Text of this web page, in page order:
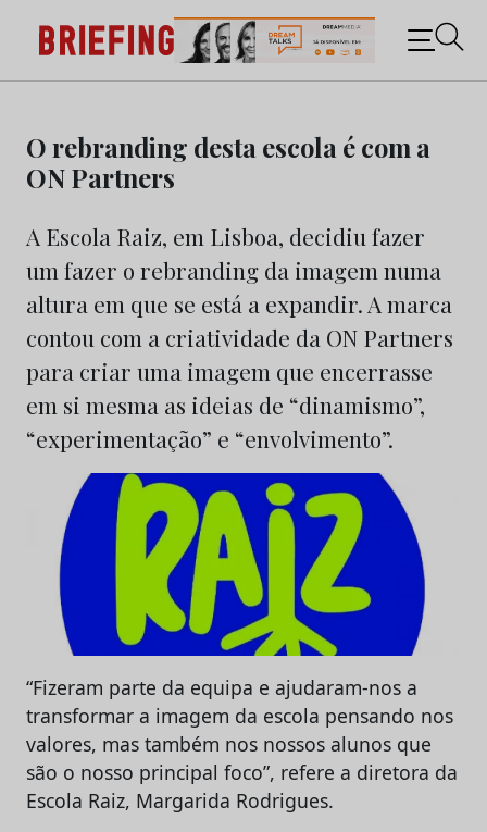
content
Briefing: Todas as notícias sobre os negócios do
Marketing e da Publicidade
O rebranding desta escola é com a
ON Partners
A Escola Raiz, em Lisboa, decidiu fazer
um fazer o rebranding da imagem numa
altura em que se está a expandir. A marca
contou com a criatividade da ON Partners
para criar uma imagem que encerrasse
em si mesma as ideias de “dinamismo”,
“experimentação” e “envolvimento”.
“Fizeram parte da equipa e ajudaram-nos a
transformar a imagem da escola pensando nos
valores, mas também nos nossos alunos que
são o nosso principal foco”, refere a diretora da
Escola Raiz, Margarida Rodrigues.